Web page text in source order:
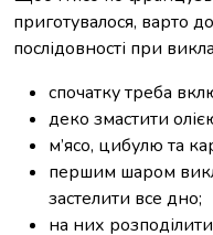
приготувалося, варто
послідовності при
спочатку треба
деко змастити
м’ясо, цибулю та
першим шаром
застелити все дно;
на них